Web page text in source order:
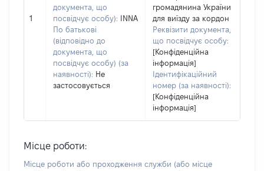
1
документа, що
посвідчує особу):
INNA
По батькові
(відповідно до
документа, що
посвідчує особу) (за
наявності): Не
застосовується
громадянина України
для виїзду за кордон
Реквізити документа,
що посвідчує особу:
[Конфіденційна
інформація]
Ідентифікаційний
номер (за наявності):
[Конфіденційна
інформація]
Місце роботи:
Місце роботи або проходження служби (або місце